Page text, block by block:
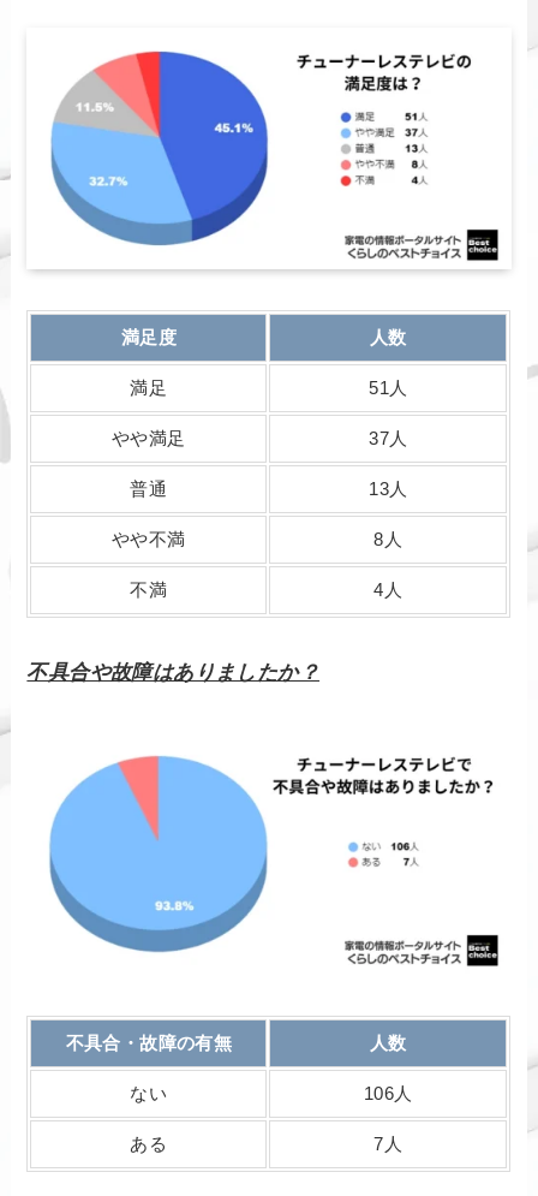
満足度 人数
満足 51人
やや満足 37人
普通 13人
やや不満 8人
不満 4人
不具合や故障はありましたか？
不具合・故障の有無 人数
ない 106人
ある 7人